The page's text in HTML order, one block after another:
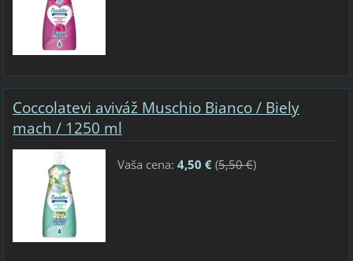
Coccolatevi aviváž Muschio Bianco / Biely
mach / 1250 ml
Vaša cena: 4,50 €(5,50 €)